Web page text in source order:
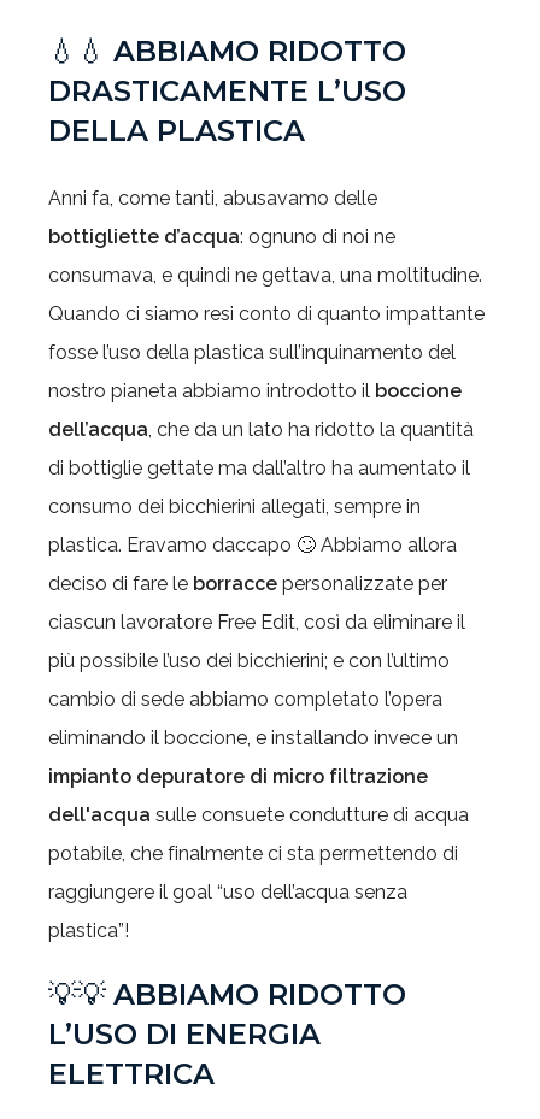
💧💧 ABBIAMO RIDOTTO
DRASTICAMENTE L’USO
DELLA PLASTICA
Anni fa, come tanti, abusavamo delle
bottigliette d’acqua: ognuno di noi ne
consumava, e quindi ne gettava, una moltitudine.
Quando ci siamo resi conto di quanto impattante
fosse l’uso della plastica sull’inquinamento del
nostro pianeta abbiamo introdotto il boccione
dell’acqua, che da un lato ha ridotto la quantità
di bottiglie gettate ma dall’altro ha aumentato il
consumo dei bicchierini allegati, sempre in
plastica. Eravamo daccapo 🙄 Abbiamo allora
deciso di fare le borracce personalizzate per
ciascun lavoratore Free Edit, così da eliminare il
più possibile l’uso dei bicchierini; e con l’ultimo
cambio di sede abbiamo completato l’opera
eliminando il boccione, e installando invece un
impianto depuratore di micro filtrazione
dell'acqua sulle consuete condutture di acqua
potabile, che finalmente ci sta permettendo di
raggiungere il goal “uso dell’acqua senza
plastica”!
💡💡 ABBIAMO RIDOTTO
L’USO DI ENERGIA
ELETTRICA